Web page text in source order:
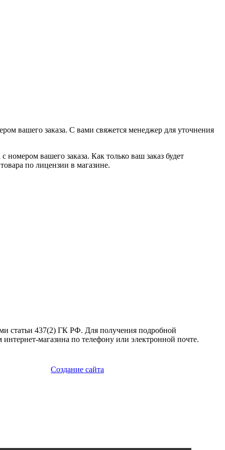
вашего заказа. С вами свяжется менеджер для уточнения
вашего заказа. Как только ваш заказ будет
по лицензии в магазине.
статьи 437(2) ГК РФ. Для получения подробной
магазина по телефону или электронной почте.
Создание сайта